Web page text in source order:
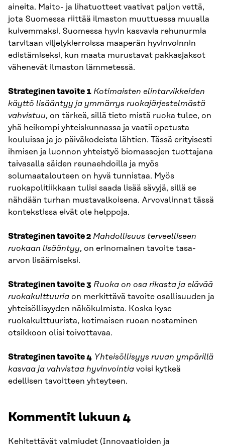
aineita. Maito- ja lihatuotteet vaativat paljon vettä,
jota Suomessa riittää ilmaston muuttuessa muualla
kuivemmaksi. Suomessa hyvin kasvavia rehunurmia
tarvitaan viljelykierroissa maaperän hyvinvoinnin
edistämiseksi, kun maata murustavat pakkasjaksot
vähenevät ilmaston lämmetessä.
Strateginen tavoite 1 Kotimaisten elintarvikkeiden
käyttö lisääntyy ja ymmärrys ruokajärjestelmästä
vahvistuu, on tärkeä, sillä tieto mistä ruoka tulee, on
yhä heikompi yhteiskunnassa ja vaatii opetusta
kouluissa ja jo päiväkodeista lähtien. Tässä erityisesti
ihmisen ja luonnon yhteistyö biomassojen tuottajana
taivasalla säiden reunaehdoilla ja myös
solumaatalouteen on hyvä tunnistaa. Myös
ruokapolitiikkaan tulisi saada lisää sävyjä, sillä se
nähdään turhan mustavalkoisena. Arvovalinnat tässä
kontekstissa eivät ole helppoja.
Strateginen tavoite 2 Mahdollisuus terveelliseen
ruokaan lisääntyy, on erinomainen tavoite tasa-
arvon lisäämiseksi.
Strateginen tavoite 3 Ruoka on osa rikasta ja elävää
ruokakulttuuria on merkittävä tavoite osallisuuden ja
yhteisöllisyyden näkökulmista. Koska kyse
ruokakulttuurista, kotimaisen ruoan nostaminen
otsikkoon olisi toivottavaa.
Strateginen tavoite 4 Yhteisöllisyys ruuan ympärillä
kasvaa ja vahvistaa hyvinvointia voisi kytkeä
edellisen tavoitteen yhteyteen.
Kommentit lukuun 4
Kehitettävät valmiudet (Innovaatioiden ja